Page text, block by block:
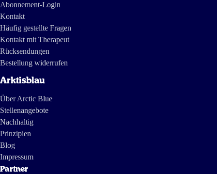
Abonnement-Login
Kontakt
Häufig gestellte Fragen
Kontakt mit Therapeut
Rücksendungen
Bestellung widerrufen
Arktisblau
Über Arctic Blue
Stellenangebote
Nachhaltig
Prinzipien
Blog
Impressum
Partner